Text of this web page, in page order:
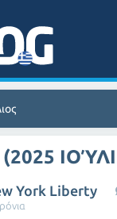
(2025
York Liberty